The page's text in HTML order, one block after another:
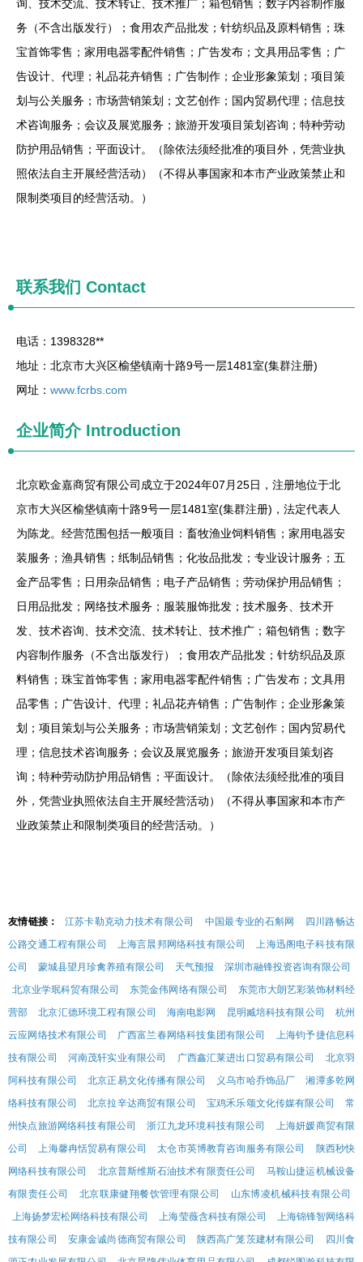
询、技术交流、技术转让、技术推广；箱包销售；数字内容制作服
务（不含出版发行）；食用农产品批发；针纺织品及原料销售；珠
宝首饰零售；家用电器零配件销售；广告发布；文具用品零售；广
告设计、代理；礼品花卉销售；广告制作；企业形象策划；项目策
划与公关服务；市场营销策划；文艺创作；国内贸易代理；信息技
术咨询服务；会议及展览服务；旅游开发项目策划咨询；特种劳动
防护用品销售；平面设计。（除依法须经批准的项目外，凭营业执
照依法自主开展经营活动）（不得从事国家和本市产业政策禁止和
限制类项目的经营活动。）
联系我们 Contact
电话：1398328**
地址：北京市大兴区榆垡镇南十路9号一层1481室(集群注册)
网址： www.fcrbs.com
企业简介Introduction
北京欧金嘉商贸有限公司成立于2024年07月25日，注册地位于北
京市大兴区榆垡镇南十路9号一层1481室(集群注册)，法定代表人
为陈龙。经营范围包括一般项目：畜牧渔业饲料销售；家用电器安
装服务；渔具销售；纸制品销售；化妆品批发；专业设计服务；五
金产品零售；日用杂品销售；电子产品销售；劳动保护用品销售；
日用品批发；网络技术服务；服装服饰批发；技术服务、技术开
发、技术咨询、技术交流、技术转让、技术推广；箱包销售；数字
内容制作服务（不含出版发行）；食用农产品批发；针纺织品及原
料销售；珠宝首饰零售；家用电器零配件销售；广告发布；文具用
品零售；广告设计、代理；礼品花卉销售；广告制作；企业形象策
划；项目策划与公关服务；市场营销策划；文艺创作；国内贸易代
理；信息技术咨询服务；会议及展览服务；旅游开发项目策划咨
询；特种劳动防护用品销售；平面设计。（除依法须经批准的项目
外，凭营业执照依法自主开展经营活动）（不得从事国家和本市产
业政策禁止和限制类项目的经营活动。）
友情链接： 江苏卡勒克动力技术有限公司 中国最专业的石斛网
四川路畅达
公路交通工程有限公司
上海言晨邦网络科技有限公司
上海迅阁电子科技有限
公司
蒙城县望月珍禽养殖有限公司 天气预报
深圳市融锋投资咨询有限公司
北京业学珉科贸有限公司
东莞金伟网络有限公司
东莞市大朗艺彩装饰材料经
营部
北京汇德环境工程有限公司 海南电影网 昆明臧培科技有限公司
杭州
云应网络技术有限公司
广西富兰春网络科技集团有限公司
上海钧予捷信息科
技有限公司
河南茂轩实业有限公司 广西鑫汇莱进出口贸易有限公司
北京羽
阿科技有限公司
北京正易文化传播有限公司 义乌市哈乔饰品厂
湘潭多乾网
络科技有限公司
北京拉辛达商贸有限公司 宝鸡禾乐颂文化传媒有限公司
常
州快点旅游网络科技有限公司
浙江九龙环境科技有限公司
上海妍媛商贸有限
公司
上海馨冉恬贸易有限公司 太仓市英博教育咨询服务有限公司
陕西秒快
网络科技有限公司
北京普斯维斯石油技术有限责任公司
马鞍山捷运机械设备
有限责任公司
北京联康健翔餐饮管理有限公司
山东博凌机械科技有限公司
上海扬梦宏松网络科技有限公司
上海莹薇含科技有限公司
上海锦锋智网络科
技有限公司
安康金诚尚德商贸有限公司 陕西高广笼茨建材有限公司
四川食